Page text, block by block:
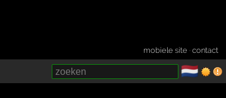
mobiele site ·contact
🇳🇱